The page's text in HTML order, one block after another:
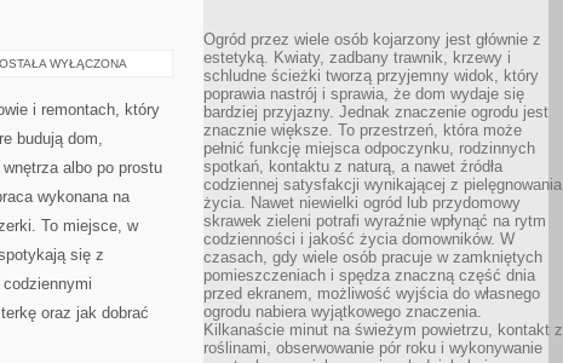
WYŁĄCZONA
i remontach, który
budują dom,
albo po prostu
wykonana na
To miejsce, w
się z
oraz jak dobrać
Ogród przez wiele osób kojarzony jest głównie z
estetyką. Kwiaty, zadbany trawnik, krzewy i
schludne ścieżki tworzą przyjemny widok, który
poprawia nastrój i sprawia, że dom wydaje się
bardziej przyjazny. Jednak znaczenie ogrodu jest
znacznie większe. To przestrzeń, która może
pełnić funkcję miejsca odpoczynku, rodzinnych
spotkań, kontaktu z naturą, a nawet źródła
codziennej satysfakcji wynikającej z pielęgnowania
życia. Nawet niewielki ogród lub przydomowy
skrawek zieleni potrafi wyraźnie wpłynąć na rytm
codzienności i jakość życia domowników. W
czasach, gdy wiele osób pracuje w zamkniętych
pomieszczeniach i spędza znaczną część dnia
przed ekranem, możliwość wyjścia do własnego
ogrodu nabiera wyjątkowego znaczenia.
Kilkanaście minut na świeżym powietrzu, kontakt z
roślinami, obserwowanie pór roku i wykonywanie